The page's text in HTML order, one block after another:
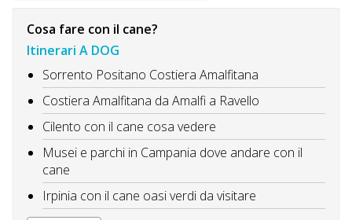
Cosa fare con il cane?
Itinerari A DOG
Sorrento Positano Costiera Amalfitana
Costiera Amalfitana da Amalfi a Ravello
Cilento con il cane cosa vedere
Musei e parchi in Campania dove andare con il
cane
Irpinia con il cane oasi verdi da visitare